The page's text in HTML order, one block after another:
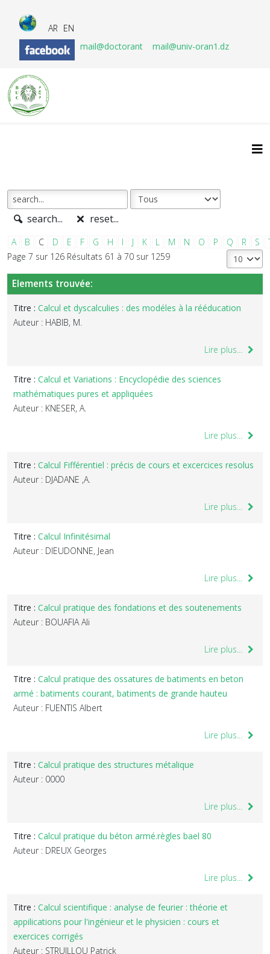
AR EN
mail@doctorant
mail@univ-oran1.dz
search... reset...
A B C D E F G H I J K L M N O P Q R S
Page 7 sur 126 Résultats 61 à 70 sur 1259
Elements trouvée:
Titre : Calcul et dyscalculies : des modéles à la rééducation
Auteur : HABIB, M.
Lire plus...
Titre : Calcul et Variations : Encyclopédie des sciences
mathématiques pures et appliquées
Auteur : KNESER, A.
Lire plus...
Titre : Calcul Fifférentiel : précis de cours et excercices resolus
Auteur : DJADANE ,A.
Lire plus...
Titre : Calcul Infinitésimal
Auteur : DIEUDONNE, Jean
Lire plus...
Titre : Calcul pratique des fondations et des soutenements
Auteur : BOUAFIA Ali
Lire plus...
Titre : Calcul pratique des ossatures de batiments en beton
armé : batiments courant, batiments de grande hauteu
Auteur : FUENTIS Albert
Lire plus...
Titre : Calcul pratique des structures métalique
Auteur : 0000
Lire plus...
Titre : Calcul pratique du béton armé.règles bael 80
Auteur : DREUX Georges
Lire plus...
Titre : Calcul scientifique : analyse de feurier : théorie et
appilications pour l'ingénieur et le physicien : cours et
exercices corrigés
Auteur : STRUILLOU Patrick